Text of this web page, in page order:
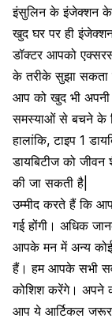
इंसुलिन के इंजेक्शनके
खुद घर पर ही
डॉक्टर आपको
के तरीके सुझा सकता
आप को खुद भी
समस्याओं से बचने के
हालांकि, टाइप 1
डायबिटीजको जीवन
की जा सकती है|
उम्मीद करते हैं कि
गई होंगी। अधिक
आपके मन में अन्य
हैं। हम आपके सभी
कोशिश करेंगे। अपने
आप ये आर्टिकल